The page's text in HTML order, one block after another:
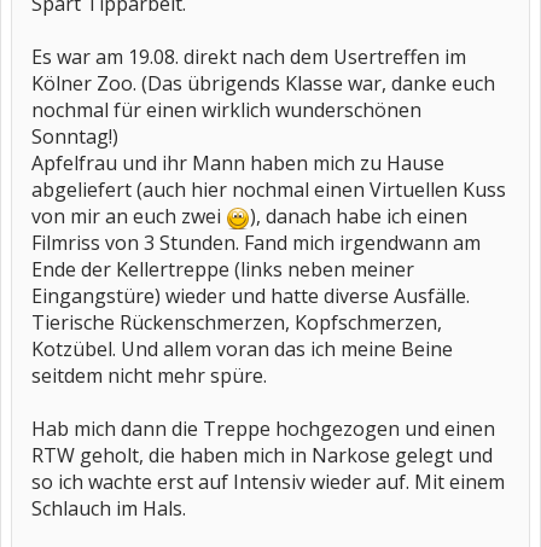
Es war am 19.08. direkt nach dem Usertreffen im
Kölner Zoo. (Das übrigends Klasse war, danke euch
nochmal für einen wirklich wunderschönen
Sonntag!)
Apfelfrau und ihr Mann haben mich zu Hause
abgeliefert (auch hier nochmal einen Virtuellen Kuss
von mir an euch zwei
), danach habe ich einen
Filmriss von 3 Stunden. Fand mich irgendwann am
Ende der Kellertreppe (links neben meiner
Eingangstüre) wieder und hatte diverse Ausfälle.
Tierische Rückenschmerzen, Kopfschmerzen,
Kotzübel. Und allem voran das ich meine Beine
seitdem nicht mehr spüre.
Hab mich dann die Treppe hochgezogen und einen
RTW geholt, die haben mich in Narkose gelegt und
so ich wachte erst auf Intensiv wieder auf. Mit einem
Schlauch im Hals.